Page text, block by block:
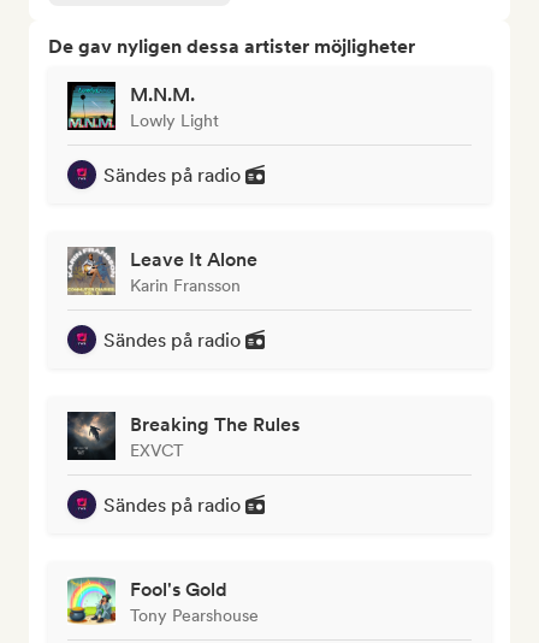
De gav nyligen dessa artister möjligheter
M.N.M.
Lowly Light
Sändes på radio
Leave It Alone
Karin Fransson
Sändes på radio
Breaking The Rules
EXVCT
Sändes på radio
Fool's Gold
Tony Pearshouse